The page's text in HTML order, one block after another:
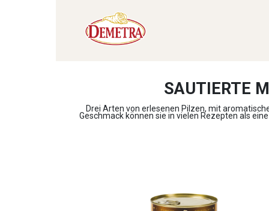
SAUTIERTE
Drei Arten von erlesenen Pilzen, mit
Geschmack können sie in vielen Rezepten als